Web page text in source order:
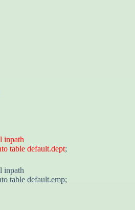
inpath
table default.dept;
inpath
table default.emp;